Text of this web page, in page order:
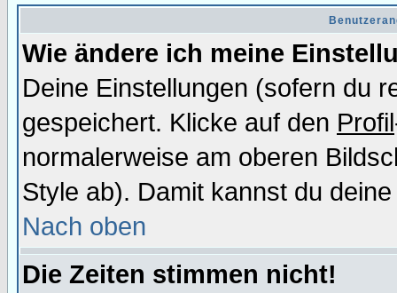
Wie ändere ich meine
Deine Einstellungen (sofern du
gespeichert. Klicke auf den Profil
normalerweise am oberen
Style ab). Damit kannst du
Nach oben
Die Zeiten stimmen nicht!